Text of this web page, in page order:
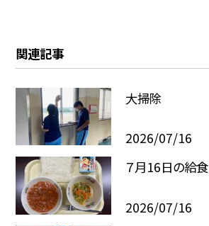
関連記事
大掃除
2026/07/16
７月16日の給食
2026/07/16